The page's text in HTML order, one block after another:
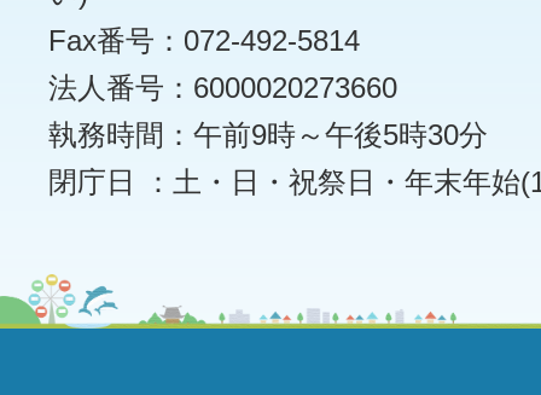
Fax番号：072-492-5814
法人番号：6000020273660
執務時間：午前9時～午後5時30分
閉庁日 ：土・日・祝祭日・年末年始